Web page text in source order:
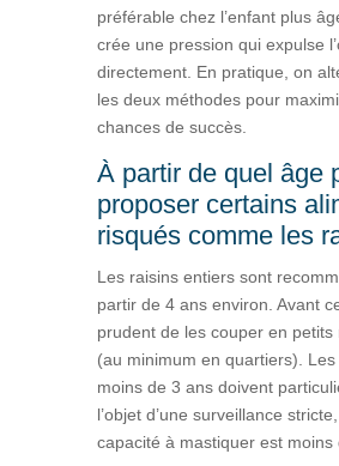
préférable chez l’enfant plus
crée une pression qui expulse
directement. En pratique, on
les deux méthodes pour
chances de succès.
À partir de quel âge
proposer certains
risqués comme les
Les raisins entiers sont
partir de 4 ans environ. Avant
prudent de les couper en petits
(au minimum en quartiers).
moins de 3 ans doivent
l’objet d’une surveillance
capacité à mastiquer est moins